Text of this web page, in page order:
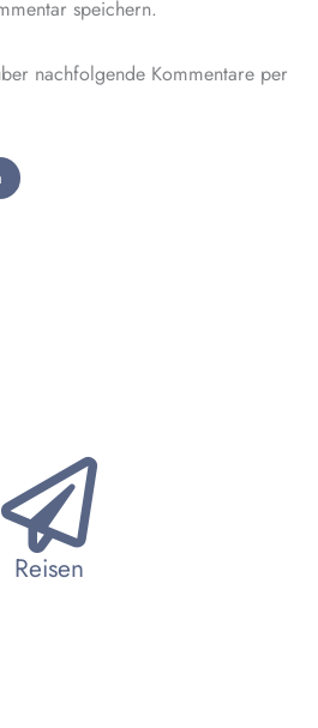
speichern.
nachfolgende Kommentare per
Reisen